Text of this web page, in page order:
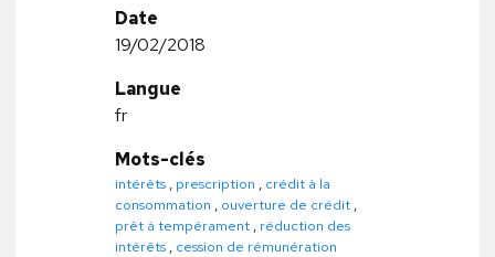
Date
19/02/2018
Langue
fr
Mots-clés
intérêts , prescription , crédit à la
consommation , ouverture de crédit ,
prêt à tempérament , réduction des
intérêts , cession de rémunération